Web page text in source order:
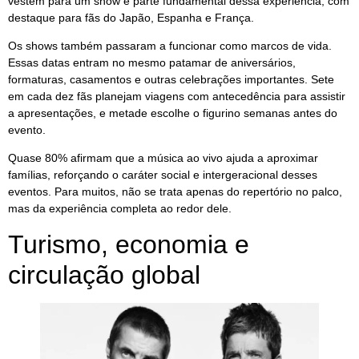
destaque para fãs do Japão, Espanha e França.
Os shows também passaram a funcionar como marcos de vida.
Essas datas entram no mesmo patamar de aniversários,
formaturas, casamentos e outras celebrações importantes. Sete
em cada dez fãs planejam viagens com antecedência para assistir
a apresentações, e metade escolhe o figurino semanas antes do
evento.
Quase 80% afirmam que a música ao vivo ajuda a aproximar
famílias, reforçando o caráter social e intergeracional desses
eventos. Para muitos, não se trata apenas do repertório no palco,
mas da experiência completa ao redor dele.
Turismo, economia e
circulação global